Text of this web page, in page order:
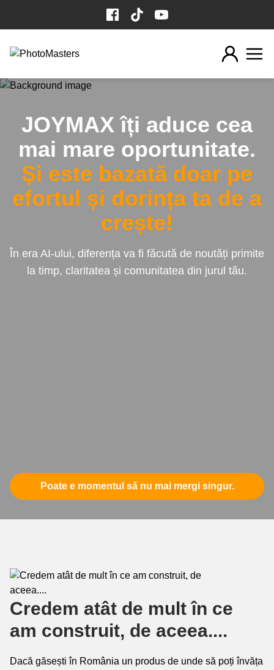
JOYMAX îți aduce cea
mai mare oportunitate.
Și este bazată doar pe
efortul și dorința ta de a
crește!
În era AI-ului, diferența va fi făcută de noutăți primite
la timp, claritatea și comunitatea din jurul tău.
Poate e momentul să nu mai mergi singur.
Credem atât de mult în ce
am construit, de aceea....
Dacă găsești în România un produs de unde să poți învăța